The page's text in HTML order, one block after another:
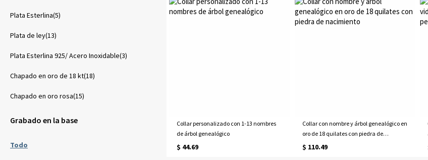
Collar personalizado con 1-13 nombres
de árbol genealógico
$ 44.69
Collar con nombre y árbol genealógico en
oro de 18 quilates con piedra de
nacimiento
$ 110.49
Plata Esterlina(5)
Plata de ley(13)
Plata Esterlina 925/ Acero Inoxidable(3)
Chapado en oro de 18 kt(18)
Chapado en oro rosa(15)
Grabado en la base
Todo